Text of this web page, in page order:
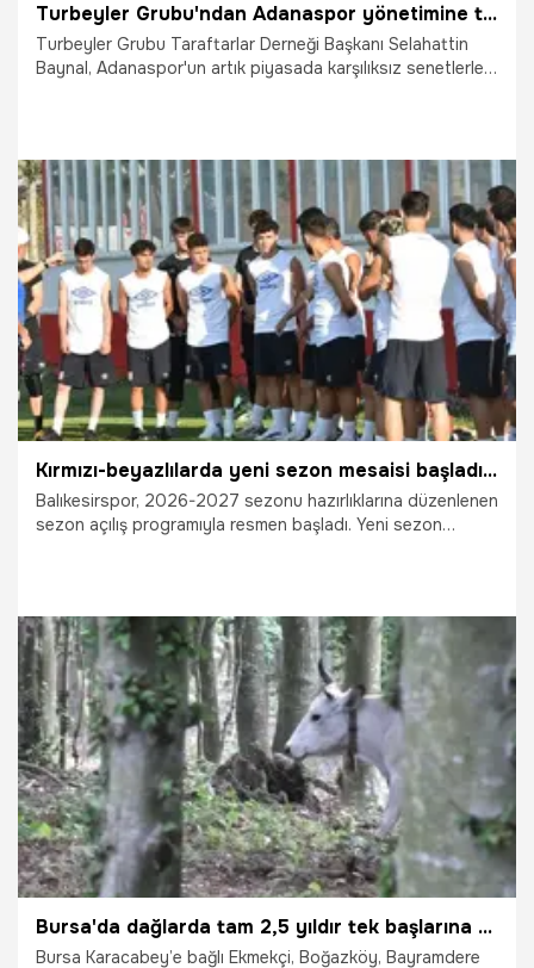
Turbeyler Grubu'ndan Adanaspor yönetimine tepki
Turbeyler Grubu Taraftarlar Derneği Başkanı Selahattin
Baynal, Adanaspor'un artık piyasada karşılıksız senetlerle,
21.07.2026 Adana
Kırmızı-beyazlılarda yeni sezon mesaisi başladı: Balıkesirspor sahaya indi
Balıkesirspor, 2026-2027 sezonu hazırlıklarına düzenlenen
sezon açılış programıyla resmen başladı. Yeni sezon
21.07.2026 Şampiy10
Bursa'da dağlarda tam 2,5 yıldır tek başlarına yaşıyorlar! Tamamen doğal besleniyorlar, ıhlamur ağaçlarının gölgesinde yetişen kurbanlıklar ilgi görüyor
Bursa Karacabey’e bağlı Ekmekçi, Boğazköy, Bayramdere